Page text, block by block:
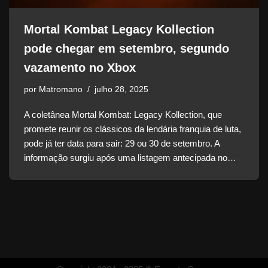
Mortal Kombat Legacy Kollection
pode chegar em setembro, segundo
vazamento no Xbox
por Matromano julho 28, 2025
A coletânea Mortal Kombat: Legacy Kollection, que
promete reunir os clássicos da lendária franquia de luta,
pode já ter data para sair: 29 ou 30 de setembro. A
informação surgiu após uma listagem antecipada no…